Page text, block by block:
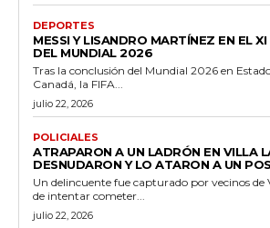
DEPORTES
MESSI Y LISANDRO MARTÍNEZ EN EL
DEL MUNDIAL 2026
Tras la conclusión del Mundial 2026 en
Canadá, la FIFA...
julio 22, 2026
POLICIALES
ATRAPARON A UN LADRÓN EN VILLA
DESNUDARON Y LO ATARON A UN
Un delincuente fue capturado por vecinos de
de intentar cometer...
julio 22, 2026